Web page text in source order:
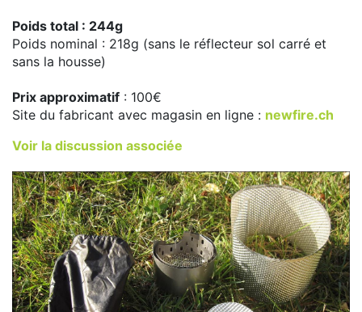
Poids total : 244g
Poids nominal : 218g (sans le réflecteur sol carré et
sans la housse)
Prix approximatif : 100€
Site du fabricant avec magasin en ligne : newfire.ch
Voir la discussion associée